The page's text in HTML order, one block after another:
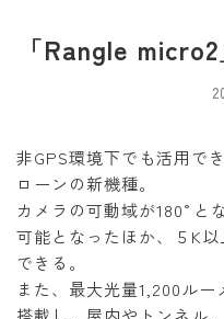
「Rangle micro2
非GPS環境下でも活用で
ローンの新機種。
カメラの可動域が180°と
可能となったほか、５K
できる。
また、最大光量1,200ル